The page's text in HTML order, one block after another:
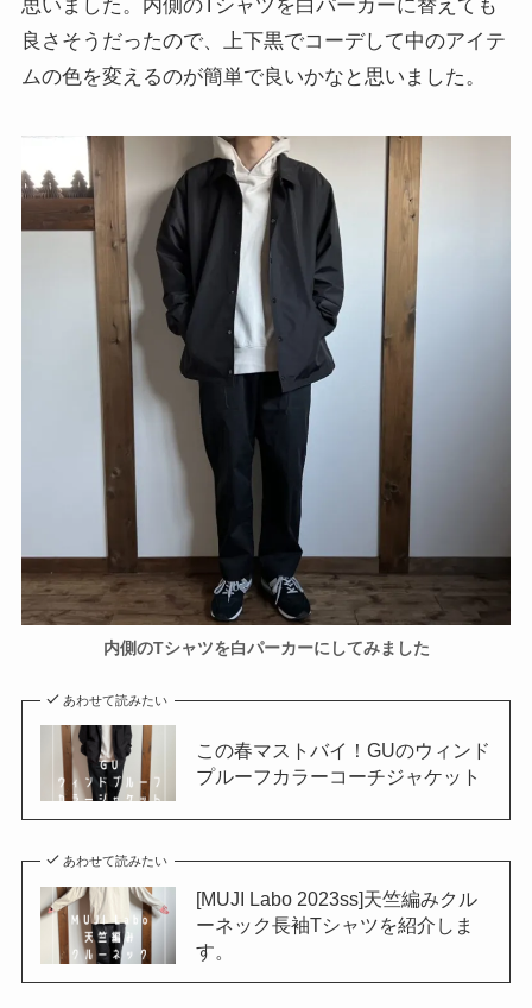
思いました。内側のTシャツを白パーカーに替えても
良さそうだったので、上下黒でコーデして中のアイテ
ムの色を変えるのが簡単で良いかなと思いました。
内側のTシャツを白パーカーにしてみました
あわせて読みたい
この春マストバイ！GUのウィンド
プルーフカラーコーチジャケット
あわせて読みたい
[MUJI Labo 2023ss]天竺編みクル
ーネック長袖Tシャツを紹介しま
す。